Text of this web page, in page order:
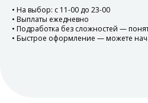
• На выбор: с 11-00 до 23-00
• Выплаты ежедневно
• Подработка без сложностей —
• Быстрое оформление — можете
карту.